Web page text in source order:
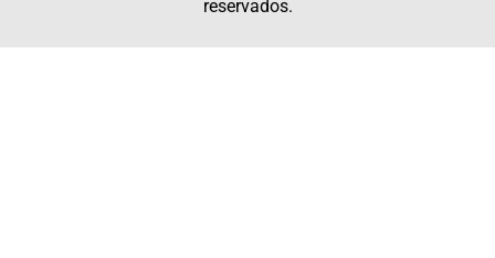
reservados.